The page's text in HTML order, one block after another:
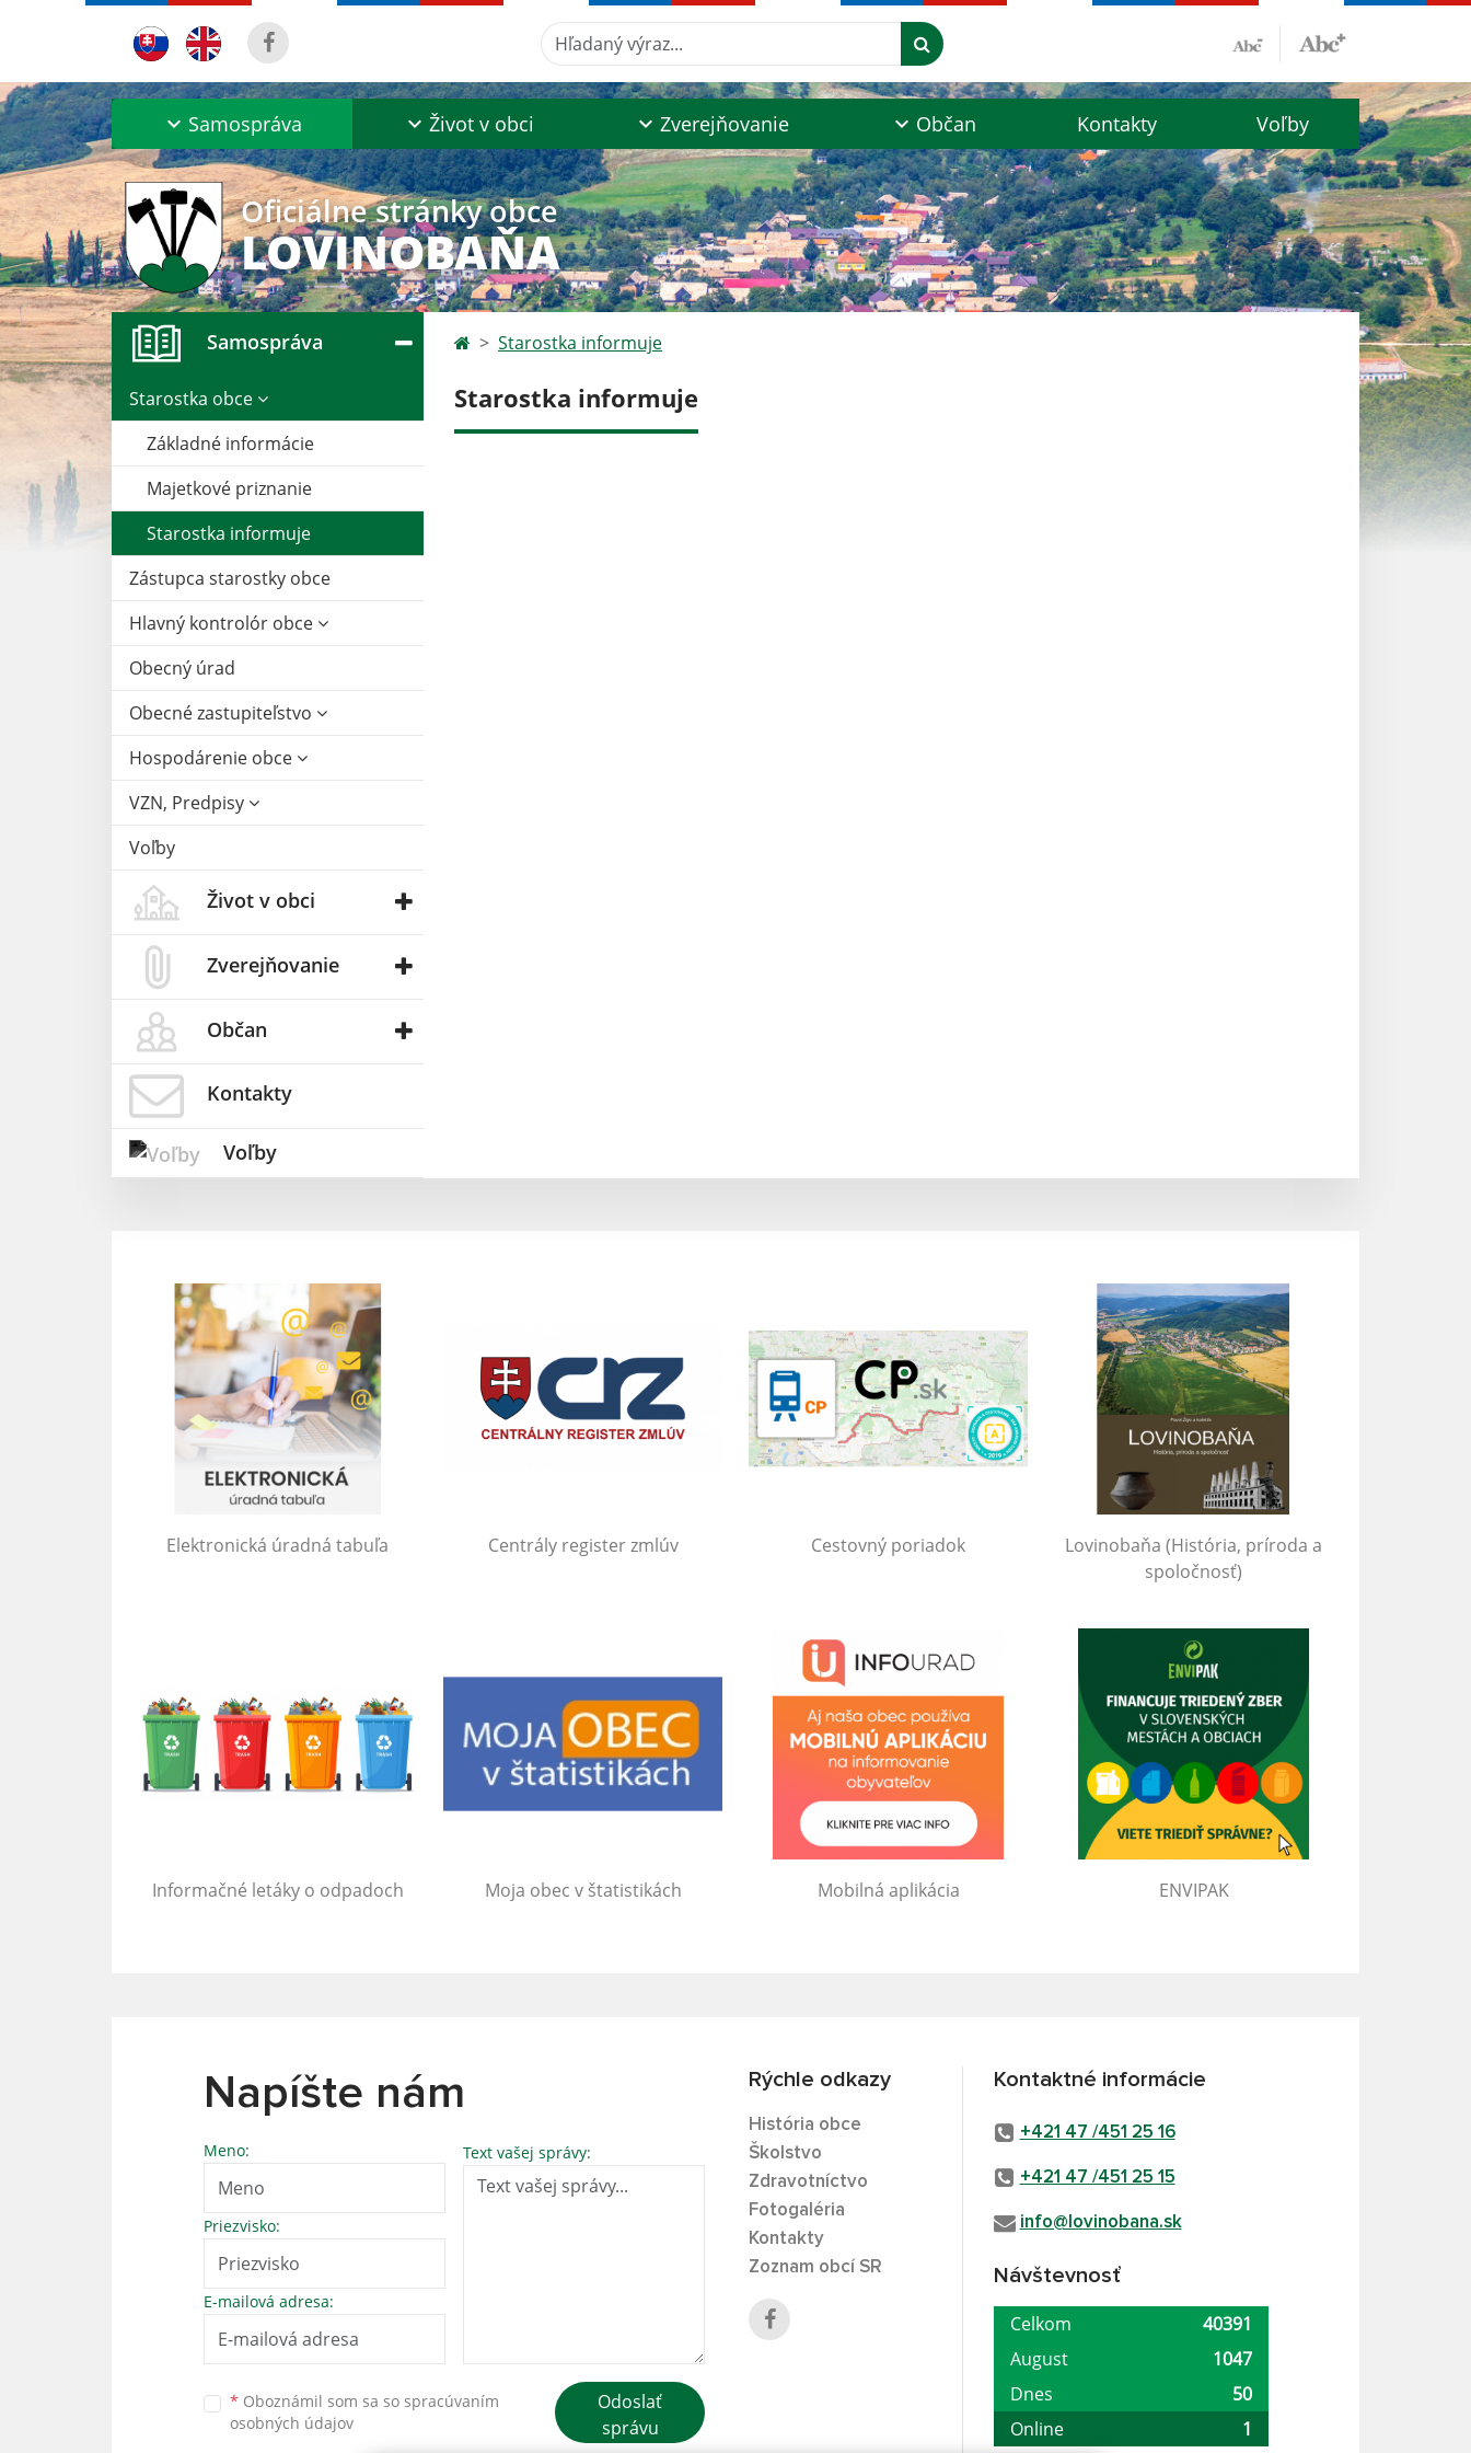
Hľadaný výraz...
Samospráva Život v obci Zverejňovanie Občan Kontakty Voľby
Oficiálne stránky obce
LOVINOBAŇA
Samospráva
Starostka obce
Základné informácie
Majetkové priznanie
Starostka informuje
Zástupca starostky obce
Hlavný kontrolór obce
Obecný úrad
Obecné zastupiteľstvo
Hospodárenie obce
VZN, Predpisy
Voľby
Život v obci
Zverejňovanie
Občan
Kontakty
Voľby
Starostka informuje
Starostka informuje
Elektronická úradná tabuľa Centrály register zmlúv Cestovný poriadok
Lovinobaňa (História, príroda a
spoločnosť)
Informačné letáky o odpadoch Moja obec v štatistikách Mobilná aplikácia ENVIPAK
Napíšte nám
Meno:
Priezvisko:
E-mailová adresa:
Text vašej správy:
* Oboznámil som sa so spracúvaním
osobných údajov
Odoslať
správu
Rýchle odkazy
História obce
Školstvo
Zdravotníctvo
Fotogaléria
Kontakty
Zoznam obcí SR
Kontaktné informácie
+421 47 /451 25 16
+421 47 /451 25 15
info@lovinobana.sk
Návštevnosť